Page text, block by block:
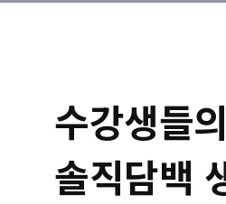
수강생들의
솔직담백